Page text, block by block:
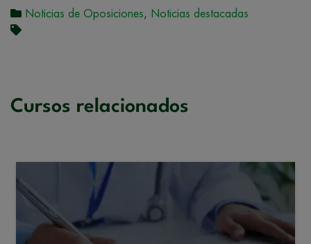
Noticias de Oposiciones, Noticias destacadas
Cursos relacionados